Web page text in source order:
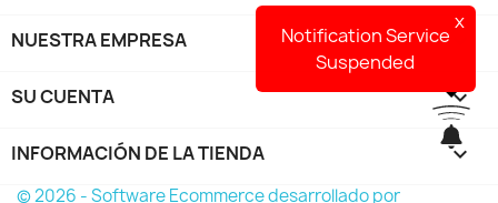
NUESTRA EMPRESA 
SU CUENTA 
INFORMACIÓN DE LA TIENDA keyboard_arrow_down
© 2026 - Software Ecommerce desarrollado por
x
Notification Service
Suspended